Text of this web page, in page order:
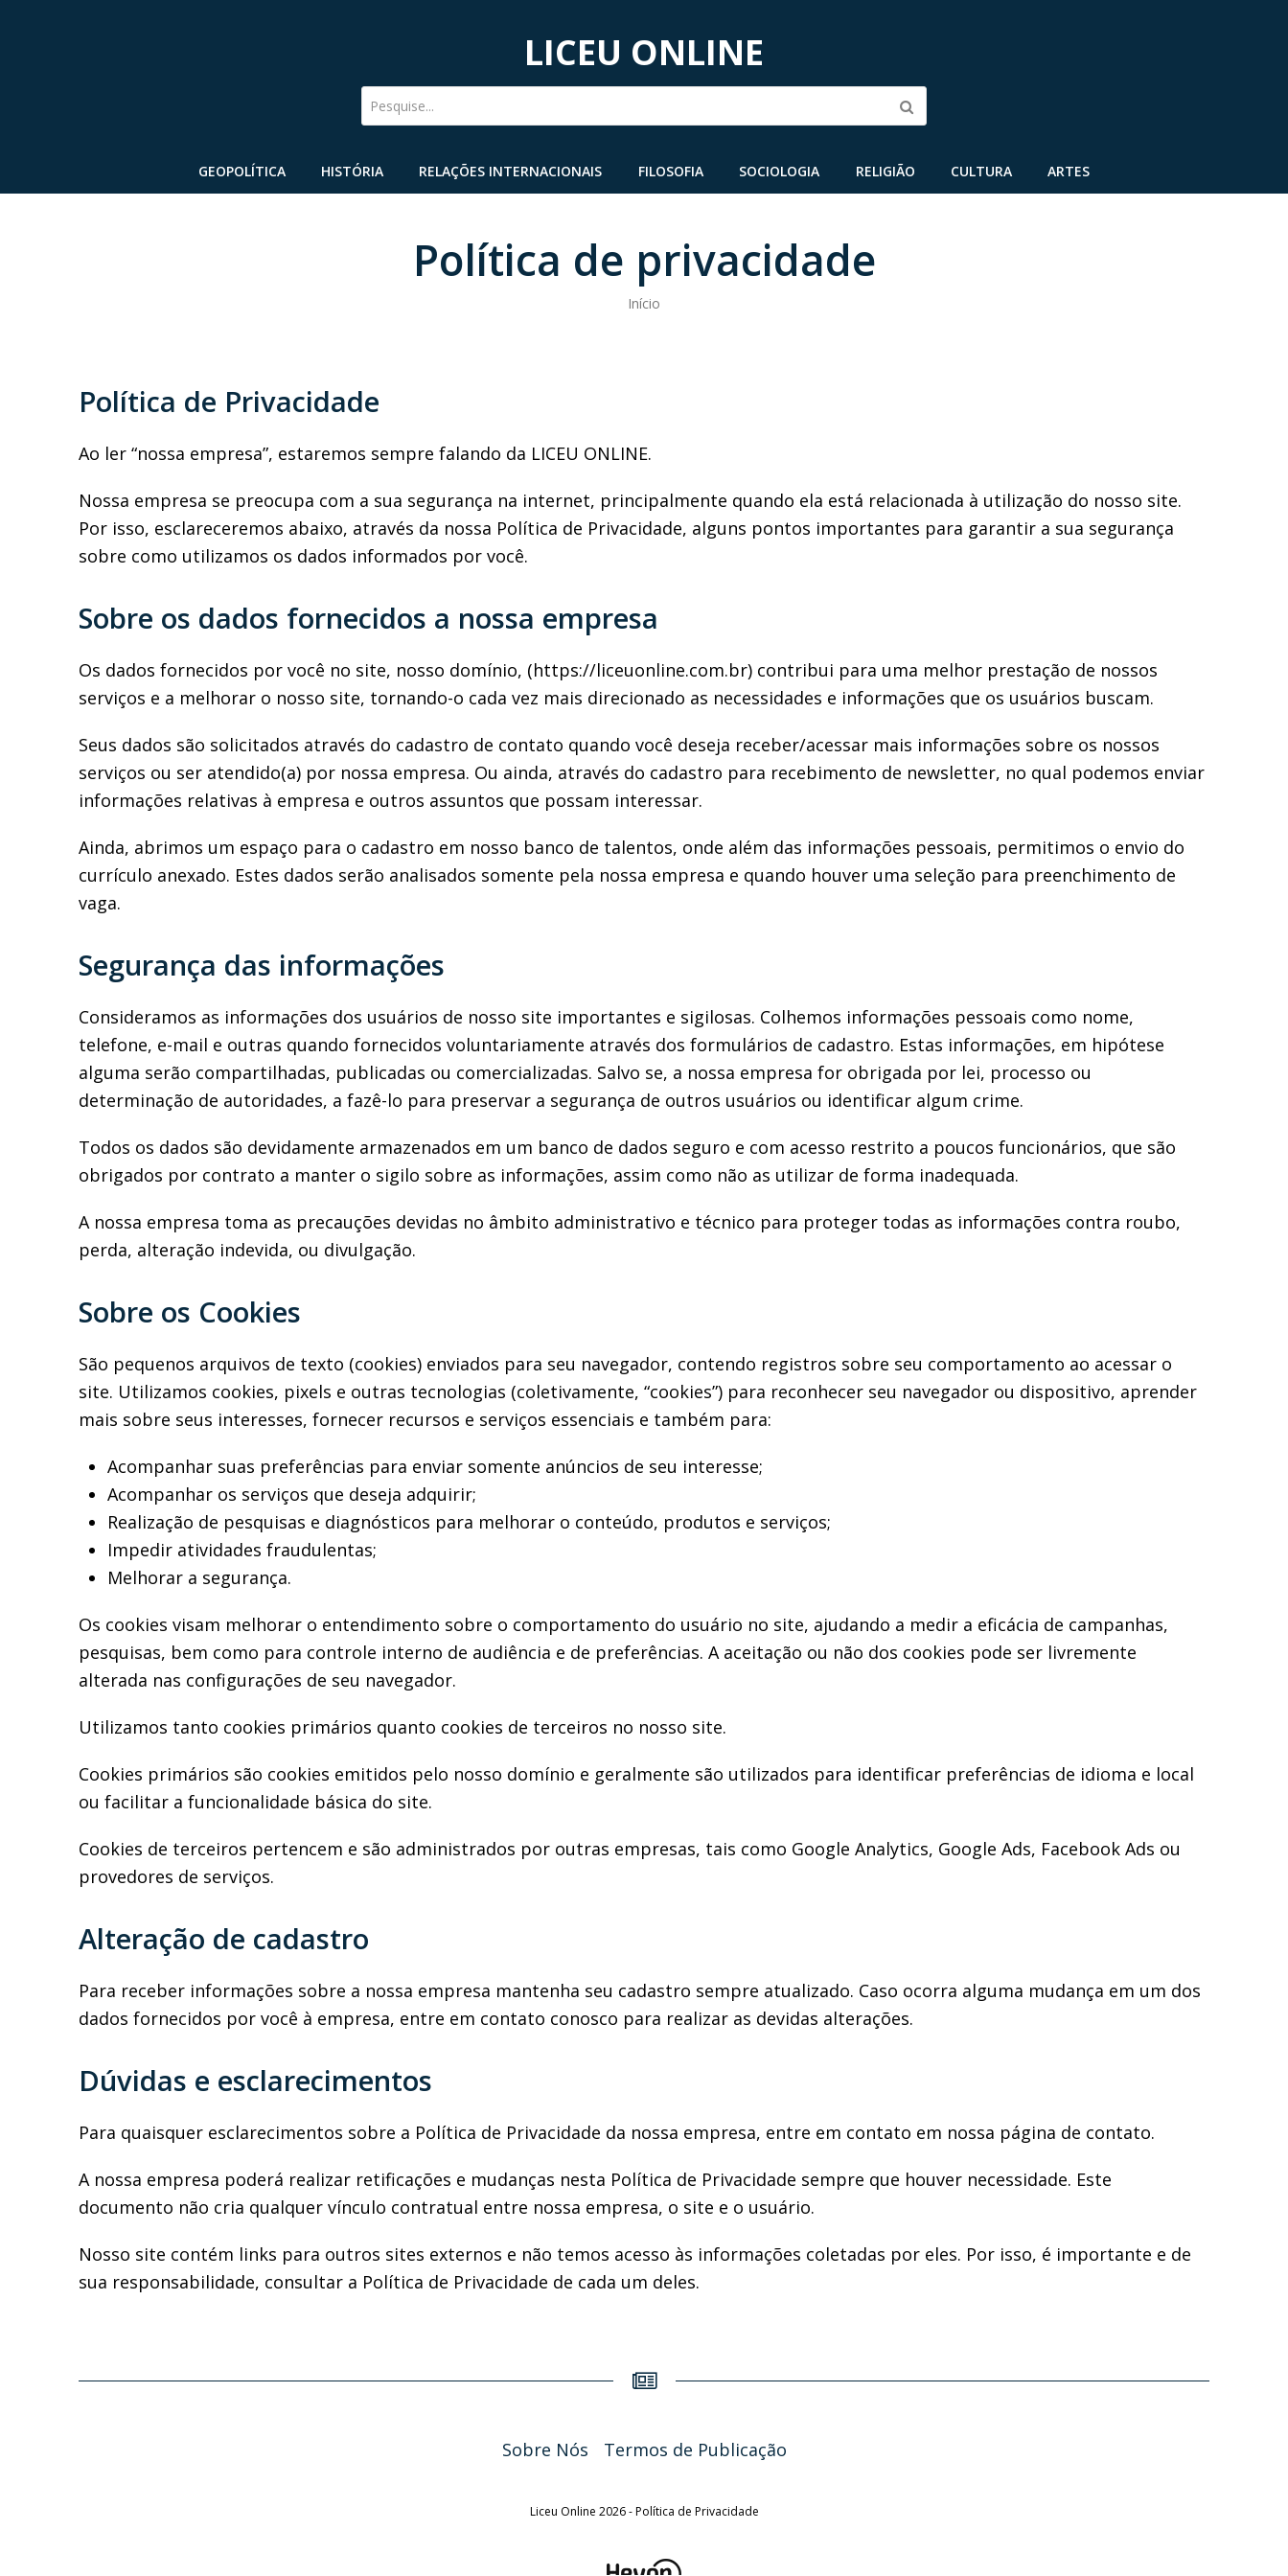
LICEU ONLINE
Pesquise...
GEOPOLÍTICA HISTÓRIA RELAÇÕES INTERNACIONAIS FILOSOFIA SOCIOLOGIA RELIGIÃO CULTURA ARTES
Política de privacidade
Início
Política de Privacidade
Ao ler “nossa empresa”, estaremos sempre falando da LICEU ONLINE.
Nossa empresa se preocupa com a sua segurança na internet, principalmente quando ela está relacionada à utilização do nosso site.
Por isso, esclareceremos abaixo, através da nossa Política de Privacidade, alguns pontos importantes para garantir a sua segurança
sobre como utilizamos os dados informados por você.
Sobre os dados fornecidos a nossa empresa
Os dados fornecidos por você no site, nosso domínio, (https://liceuonline.com.br) contribui para uma melhor prestação de nossos
serviços e a melhorar o nosso site, tornando-o cada vez mais direcionado as necessidades e informações que os usuários buscam.
Seus dados são solicitados através do cadastro de contato quando você deseja receber/acessar mais informações sobre os nossos
serviços ou ser atendido(a) por nossa empresa. Ou ainda, através do cadastro para recebimento de newsletter, no qual podemos enviar
informações relativas à empresa e outros assuntos que possam interessar.
Ainda, abrimos um espaço para o cadastro em nosso banco de talentos, onde além das informações pessoais, permitimos o envio do
currículo anexado. Estes dados serão analisados somente pela nossa empresa e quando houver uma seleção para preenchimento de
vaga.
Segurança das informações
Consideramos as informações dos usuários de nosso site importantes e sigilosas. Colhemos informações pessoais como nome,
telefone, e-mail e outras quando fornecidos voluntariamente através dos formulários de cadastro. Estas informações, em hipótese
alguma serão compartilhadas, publicadas ou comercializadas. Salvo se, a nossa empresa for obrigada por lei, processo ou
determinação de autoridades, a fazê-lo para preservar a segurança de outros usuários ou identificar algum crime.
Todos os dados são devidamente armazenados em um banco de dados seguro e com acesso restrito a poucos funcionários, que são
obrigados por contrato a manter o sigilo sobre as informações, assim como não as utilizar de forma inadequada.
A nossa empresa toma as precauções devidas no âmbito administrativo e técnico para proteger todas as informações contra roubo,
perda, alteração indevida, ou divulgação.
Sobre os Cookies
São pequenos arquivos de texto (cookies) enviados para seu navegador, contendo registros sobre seu comportamento ao acessar o
site. Utilizamos cookies, pixels e outras tecnologias (coletivamente, “cookies”) para reconhecer seu navegador ou dispositivo, aprender
mais sobre seus interesses, fornecer recursos e serviços essenciais e também para:
Acompanhar suas preferências para enviar somente anúncios de seu interesse;
Acompanhar os serviços que deseja adquirir;
Realização de pesquisas e diagnósticos para melhorar o conteúdo, produtos e serviços;
Impedir atividades fraudulentas;
Melhorar a segurança.
Os cookies visam melhorar o entendimento sobre o comportamento do usuário no site, ajudando a medir a eficácia de campanhas,
pesquisas, bem como para controle interno de audiência e de preferências. A aceitação ou não dos cookies pode ser livremente
alterada nas configurações de seu navegador.
Utilizamos tanto cookies primários quanto cookies de terceiros no nosso site.
Cookies primários são cookies emitidos pelo nosso domínio e geralmente são utilizados para identificar preferências de idioma e local
ou facilitar a funcionalidade básica do site.
Cookies de terceiros pertencem e são administrados por outras empresas, tais como Google Analytics, Google Ads, Facebook Ads ou
provedores de serviços.
Alteração de cadastro
Para receber informações sobre a nossa empresa mantenha seu cadastro sempre atualizado. Caso ocorra alguma mudança em um dos
dados fornecidos por você à empresa, entre em contato conosco para realizar as devidas alterações.
Dúvidas e esclarecimentos
Para quaisquer esclarecimentos sobre a Política de Privacidade da nossa empresa, entre em contato em nossa página de contato.
A nossa empresa poderá realizar retificações e mudanças nesta Política de Privacidade sempre que houver necessidade. Este
documento não cria qualquer vínculo contratual entre nossa empresa, o site e o usuário.
Nosso site contém links para outros sites externos e não temos acesso às informações coletadas por eles. Por isso, é importante e de
sua responsabilidade, consultar a Política de Privacidade de cada um deles.
Sobre Nós Termos de Publicação
Liceu Online 2026 - Política de Privacidade